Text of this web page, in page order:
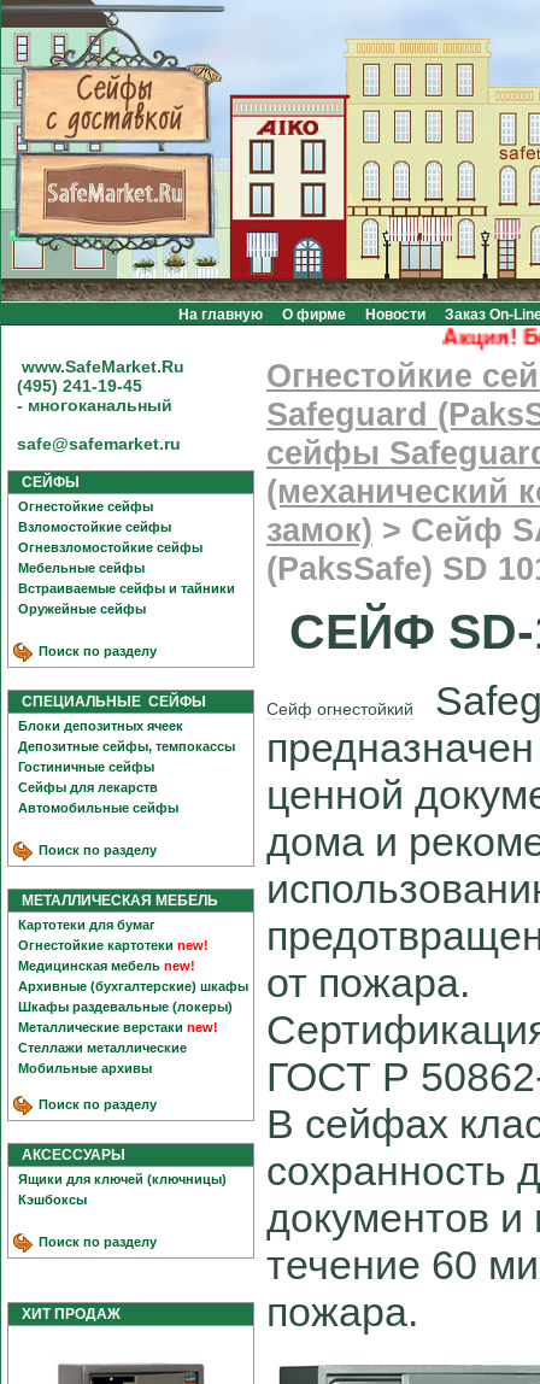
На главную О фирме Новости Заказ On-
Акция!
www.SafeMarket.Ru
(495) 241-19-45
- многоканальный
safe@safemarket.ru
СЕЙФЫ
Огнестойкие сейфы
Взломостойкие сейфы
Огневзломостойкие сейфы
Мебельные сейфы
Встраиваемые сейфы и тайники
Оружейные сейфы
Поиск по разделу
СПЕЦИАЛЬНЫЕ СЕЙФЫ
Блоки депозитных ячеек
Депозитные сейфы, темпокассы
Гостиничные сейфы
Сейфы для лекарств
Автомобильные сейфы
Поиск по разделу
МЕТАЛЛИЧЕСКАЯ МЕБЕЛЬ
Картотеки для бумаг
Огнестойкие картотеки new!
Медицинская мебель new!
Архивные (бухгалтерские) шкафы
Шкафы раздевальные (локеры)
Металлические верстаки new!
Стеллажи металлические
Мобильные архивы
Поиск по разделу
АКСЕССУАРЫ
Ящики для ключей (ключницы)
Кэшбоксы
Поиск по разделу
ХИТ ПРОДАЖ
Огнестойкие
Safeguard
сейфы
(механический
замок) > Сейф
(PaksSafe) SD
СЕЙФ SD-
Сейф огнестойкий
ценной
дома и
от пожара.
ГОСТ Р
В сейфах
сохранность
документов и
течение 60
пожара.